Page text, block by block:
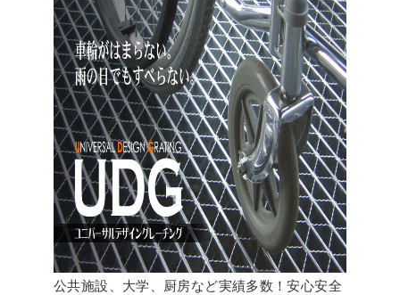
公共施設、大学、厨房など実績多数！安心安全